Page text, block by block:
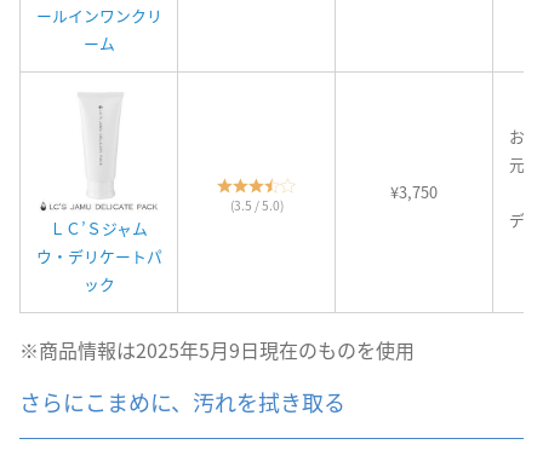
ールインワンクリ
ーム
ＬＣ’Ｓジャム
ウ・デリケートパ
ック
(3.5 / 5.0)
¥3,750
お
元
デ
※商品情報は2025年5月9日現在のものを使用
さらにこまめに、汚れを拭き取る